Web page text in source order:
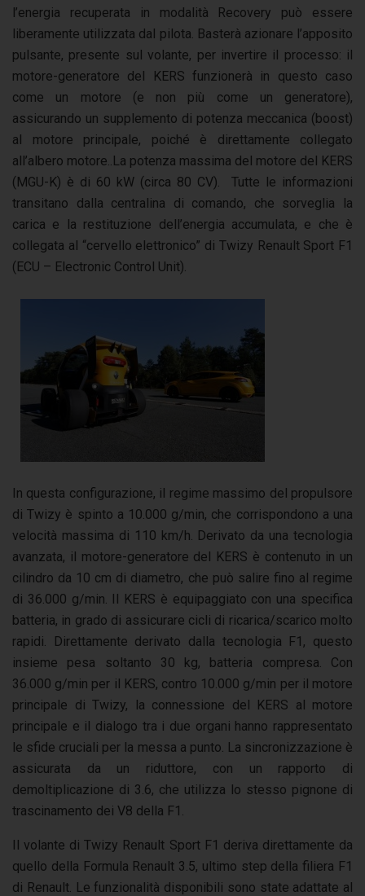
l’energia recuperata in modalità Recovery può essere
liberamente utilizzata dal pilota. Basterà azionare l’apposito
pulsante, presente sul volante, per invertire il processo: il
motore-generatore del KERS funzionerà in questo caso
come un motore (e non più come un generatore),
assicurando un supplemento di potenza meccanica (boost)
al motore principale, poiché è direttamente collegato
all’albero motore..La potenza massima del motore del KERS
(MGU-K) è di 60 kW (circa 80 CV). Tutte le informazioni
transitano dalla centralina di comando, che sorveglia la
carica e la restituzione dell’energia accumulata, e che è
collegata al “cervello elettronico” di Twizy Renault Sport F1
(ECU – Electronic Control Unit).
In questa configurazione, il regime massimo del propulsore
di Twizy è spinto a 10.000 g/min, che corrispondono a una
velocità massima di 110 km/h. Derivato da una tecnologia
avanzata, il motore-generatore del KERS è contenuto in un
cilindro da 10 cm di diametro, che può salire fino al regime
di 36.000 g/min. Il KERS è equipaggiato con una specifica
batteria, in grado di assicurare cicli di ricarica/scarico molto
rapidi. Direttamente derivato dalla tecnologia F1, questo
insieme pesa soltanto 30 kg, batteria compresa. Con
36.000 g/min per il KERS, contro 10.000 g/min per il motore
principale di Twizy, la connessione del KERS al motore
principale e il dialogo tra i due organi hanno rappresentato
le sfide cruciali per la messa a punto. La sincronizzazione è
assicurata da un riduttore, con un rapporto di
demoltiplicazione di 3.6, che utilizza lo stesso pignone di
trascinamento dei V8 della F1.
Il volante di Twizy Renault Sport F1 deriva direttamente da
quello della Formula Renault 3.5, ultimo step della filiera F1
di Renault. Le funzionalità disponibili sono state adattate al